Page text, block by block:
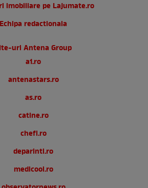
imobiliare pe Lajumate.ro
Echipa redactionala
uri Antena Group
a1.ro
antenastars.ro
as.ro
catine.ro
chefi.ro
deparinti.ro
medicool.ro